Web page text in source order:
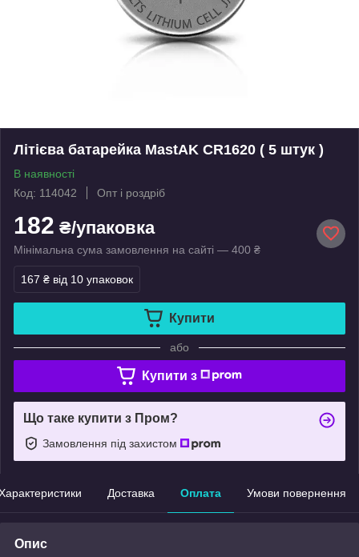
Літієва батарейка MastAK CR1620 ( 5 штук )
В наявності
Код: 114042
Опт і роздріб
182 ₴/упаковка
Мінімальна сума замовлення на сайті — 400 ₴
167 ₴ від 10 упаковок
Купити
або
Купити з
Що таке купити з Пром?
Замовлення під захистом
Доставка Оплата Умови повернення
Опис